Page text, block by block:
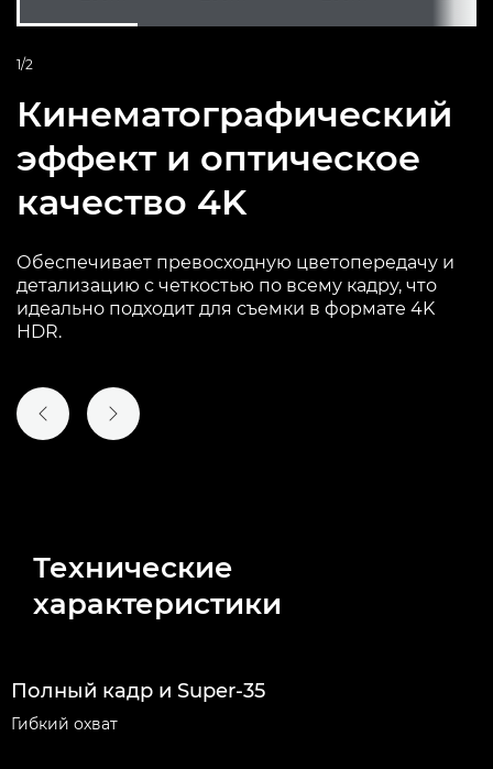
1/2
Кинематографический
эффект и оптическое
качество 4K
Обеспечивает превосходную цветопередачу и
детализацию с четкостью по всему кадру, что
идеально подходит для съемки в формате 4K
HDR.
ПРЕДЫДУЩИЙ СЛАЙД
СЛЕДУЮЩИЙ СЛАЙД
Технические
характеристики
Полный кадр и Super-35
Гибкий охват